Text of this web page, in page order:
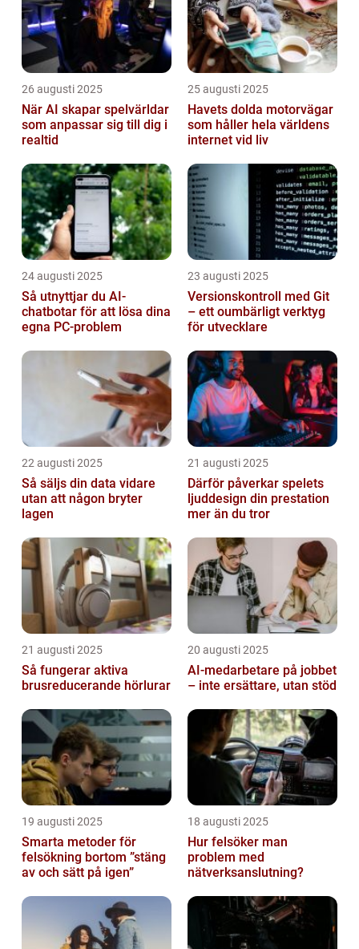
26 augusti 2025
När AI skapar spelvärldar
som anpassar sig till dig i
realtid
25 augusti 2025
Havets dolda motorvägar
som håller hela världens
internet vid liv
24 augusti 2025
Så utnyttjar du AI-
chatbotar för att lösa dina
egna PC-problem
23 augusti 2025
Versionskontroll med Git
– ett oumbärligt verktyg
för utvecklare
22 augusti 2025
Så säljs din data vidare
utan att någon bryter
lagen
21 augusti 2025
Därför påverkar spelets
ljuddesign din prestation
mer än du tror
21 augusti 2025
Så fungerar aktiva
brusreducerande hörlurar
20 augusti 2025
AI‑medarbetare på jobbet
– inte ersättare, utan stöd
19 augusti 2025
Smarta metoder för
felsökning bortom ”stäng
av och sätt på igen”
18 augusti 2025
Hur felsöker man
problem med
nätverksanslutning?